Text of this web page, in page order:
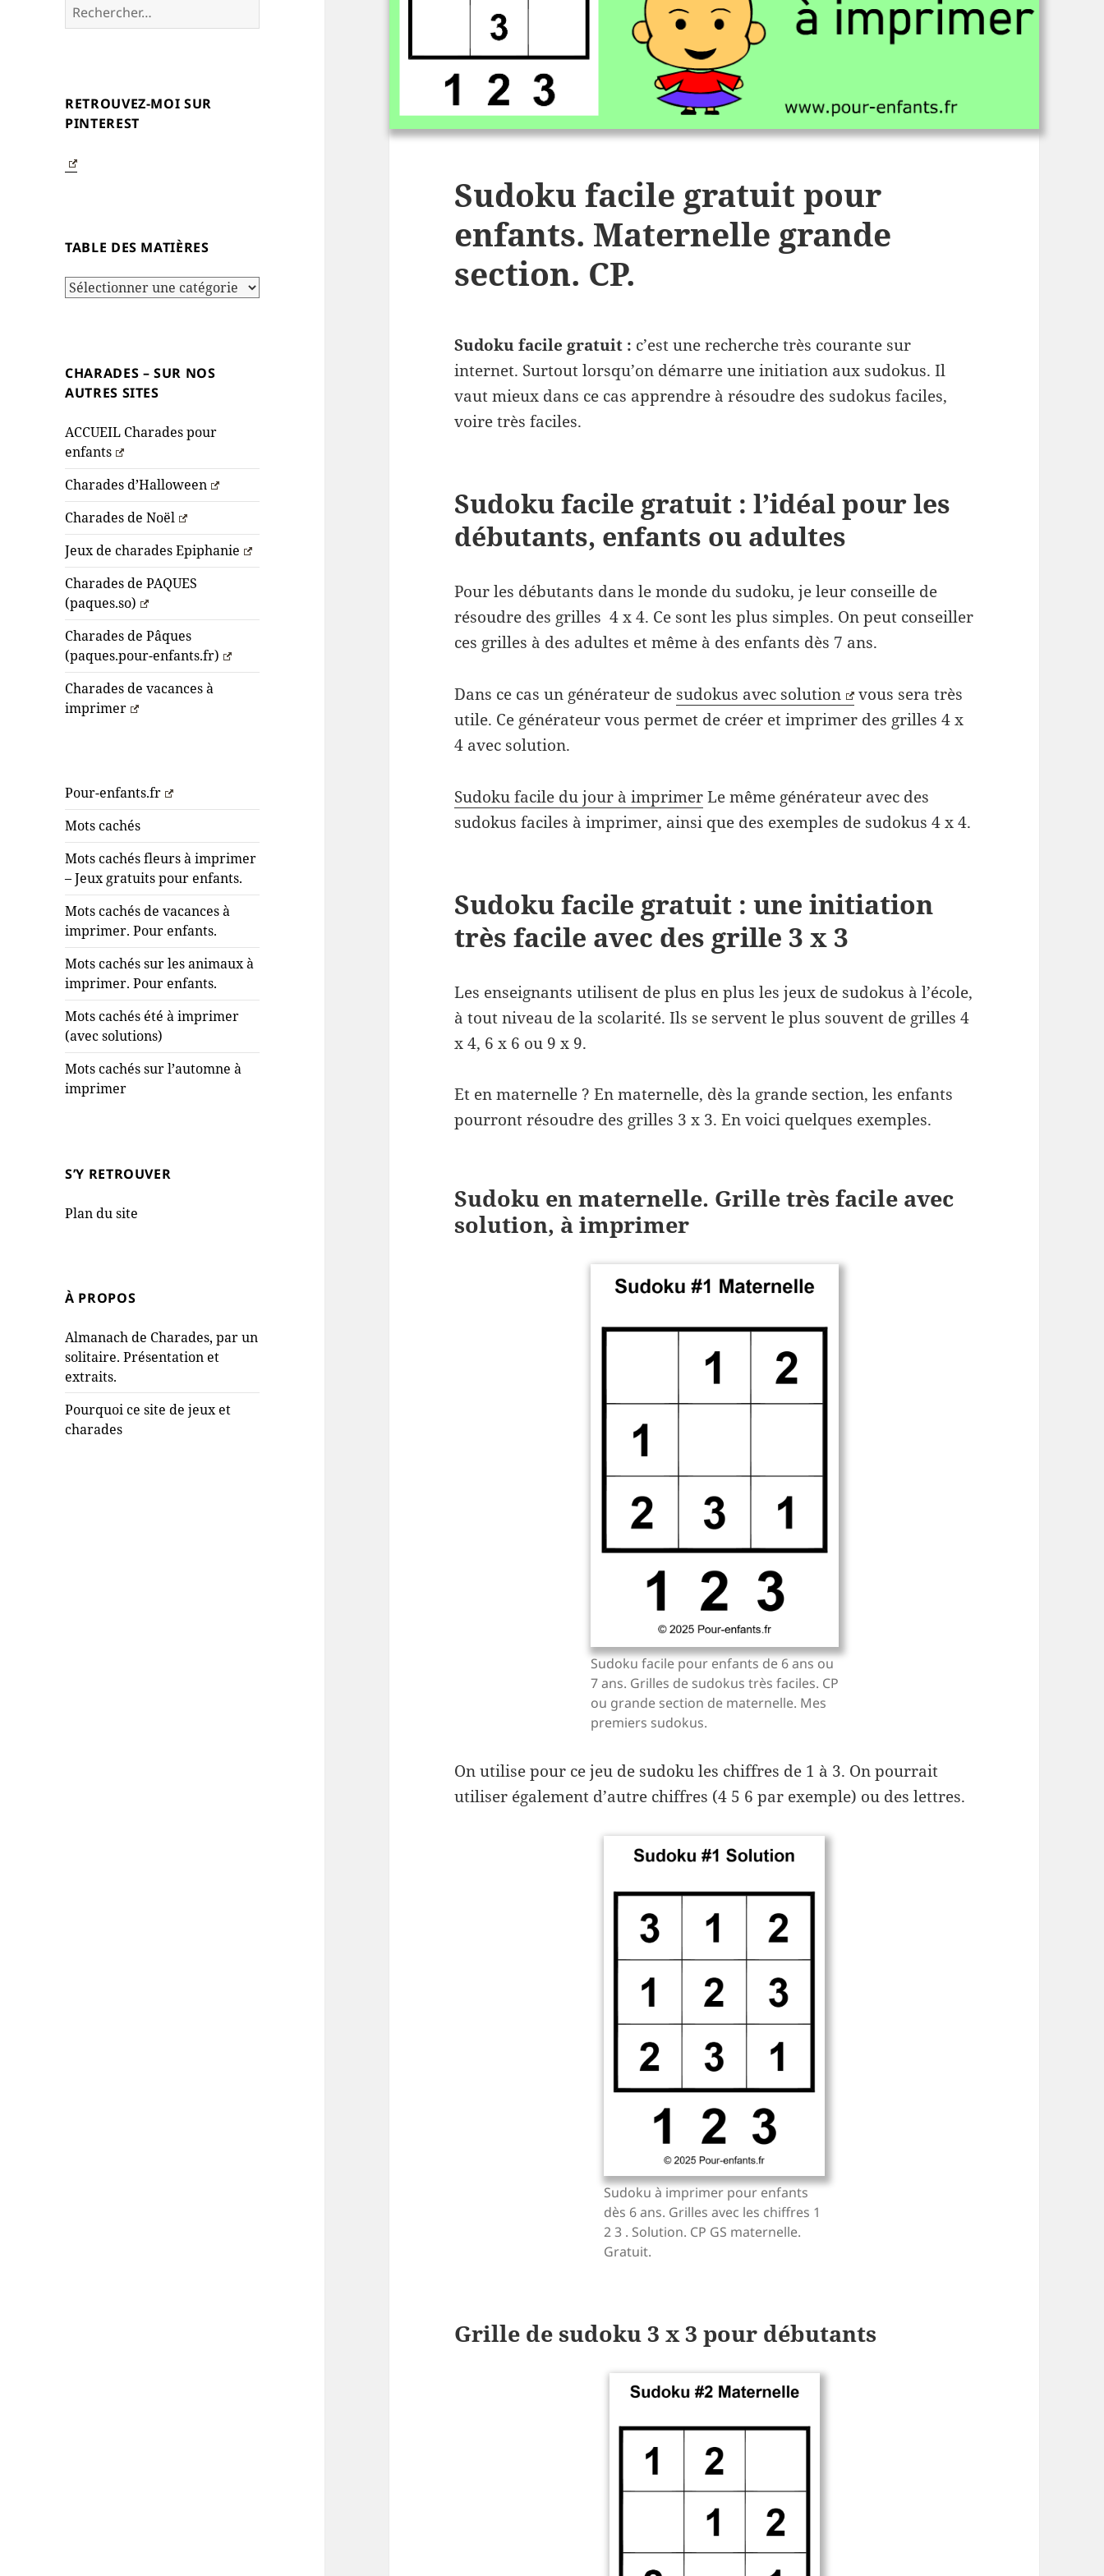
Rechercher :
RETROUVEZ-MOI SUR
PINTEREST
TABLE DES MATIÈRES
Table
CHARADES – SUR NOS
AUTRES SITES
ACCUEIL Charades pour
enfants
Charades d’Halloween
Charades de Noël
Jeux de charades Epiphanie
Charades de PAQUES
(paques.so)
Charades de Pâques
(paques.pour-enfants.fr)
Charades de vacances à
imprimer
Pour-enfants.fr
Mots cachés
Mots cachés fleurs à imprimer
– Jeux gratuits pour enfants.
Mots cachés de vacances à
imprimer. Pour enfants.
Mots cachés sur les animaux à
imprimer. Pour enfants.
Mots cachés été à imprimer
(avec solutions)
Mots cachés sur l’automne à
imprimer
S’Y RETROUVER
Plan du site
À PROPOS
Almanach de Charades, par un
solitaire. Présentation et
extraits.
Pourquoi ce site de jeux et
charades
Sudoku facile gratuit pour
enfants. Maternelle grande
section. CP.
Sudoku facile gratuit : c’est une recherche très courante sur
internet. Surtout lorsqu’on démarre une initiation aux sudokus. Il
vaut mieux dans ce cas apprendre à résoudre des sudokus faciles,
voire très faciles.
Sudoku facile gratuit : l’idéal pour les
débutants, enfants ou adultes
Pour les débutants dans le monde du sudoku, je leur conseille de
résoudre des grilles 4 x 4. Ce sont les plus simples. On peut conseiller
ces grilles à des adultes et même à des enfants dès 7 ans.
Dans ce cas un générateur de sudokus avec solution
vous sera très
utile. Ce générateur vous permet de créer et imprimer des grilles 4 x
4 avec solution.
Sudoku facile du jour à imprimerLe même générateur avec des
sudokus faciles à imprimer, ainsi que des exemples de sudokus 4 x 4.
Sudoku facile gratuit : une initiation
très facile avec des grille 3 x 3
Les enseignants utilisent de plus en plus les jeux de sudokus à l’école,
à tout niveau de la scolarité. Ils se servent le plus souvent de grilles 4
x 4, 6 x 6 ou 9 x 9.
Et en maternelle ? En maternelle, dès la grande section, les enfants
pourront résoudre des grilles 3 x 3. En voici quelques exemples.
Sudoku en maternelle. Grille très facile avec
solution, à imprimer
Sudoku facile pour enfants de 6 ans ou
7 ans. Grilles de sudokus très faciles. CP
ou grande section de maternelle. Mes
premiers sudokus.
On utilise pour ce jeu de sudoku les chiffres de 1 à 3. On pourrait
utiliser également d’autre chiffres (4 5 6 par exemple) ou des lettres.
Sudoku à imprimer pour enfants
dès 6 ans. Grilles avec les chiffres 1
2 3 . Solution. CP GS maternelle.
Gratuit.
Grille de sudoku 3 x 3 pour débutants